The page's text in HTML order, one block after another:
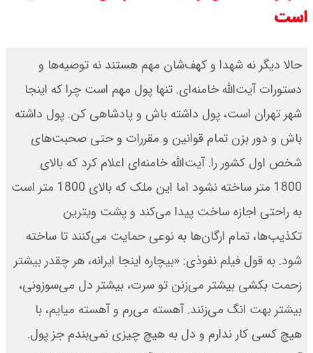
شنبه ۱۷ مرداد ۱۴۰۵ / قیمت دنا چند ؟
+ جدول
ثبت نام سایپا از امروز ۱۷ مرداد ۱۴۰۵
آغاز شد / خرید کوییک با پیش
پرداخت ۵۰۰ میلیون تومان + لینک
شاخص بورس امروز شنبه ۱۷ مرداد
۱۴۰۵ / شاخص افزایشی شد + تحلیل
است
حالا دیگر نه شهدا و کهف‌شان مهم هستند نه توصیه‌ها و
دستورات آیت‌الله خامنه‌ای. تنها پول مهم است چرا که اینجا
شهر تهران است، پول داشته باش و پادشاهی کن. پول داشته
باش و دور بزن تمام قوانین و مقررات و حتی صحبت‌های
شخص اول کشور را. آیت‌الله خامنه‌ای اعلام کرد که بالای
1800 متر ساخته نشود اما این ملک که بالای 1800 متر است
به راحتی اجازه ساخت پیدا می‌کند و پشت ویترین
تکذیب‌ها، تمام ارگان‌ها به نوعی حمایت می‌کنند تا ساخته
شود. به قول فیلم نفوذی: «بیچاره اینجا ایرانه، هر چقدر بیشتر
زحمت بکشی بیشتر می‌زنن تو سرت، بیشتر دل می‌سوزونی،
بیشتر بهت انگ می‌زنند. آهسته می‌رم و آهسته میایم، با
هیچ کسی کار ندارم و دل به هیچ چیزی نمی‌بندم جز پول.